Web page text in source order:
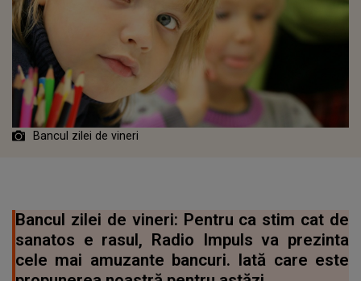
Bancul zilei de vineri
Bancul zilei de vineri: Pentru ca stim cat de
sanatos e rasul, Radio Impuls va prezinta
cele mai amuzante bancuri. Iată care este